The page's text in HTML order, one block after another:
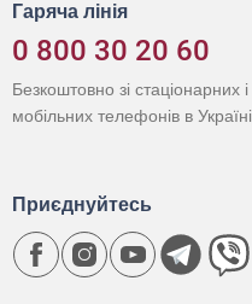
Гаряча лінія
0 800 30 20 60
Безкоштовно зі стаціонарних і
мобільних телефонів в Україні
Приєднуйтесь